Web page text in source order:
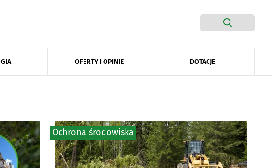
OFERTY I OPINIE DOTACJE
Ochrona środowiska